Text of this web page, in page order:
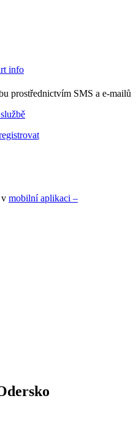
prostřednictvím SMS a e-mailů
v mobilní aplikaci –